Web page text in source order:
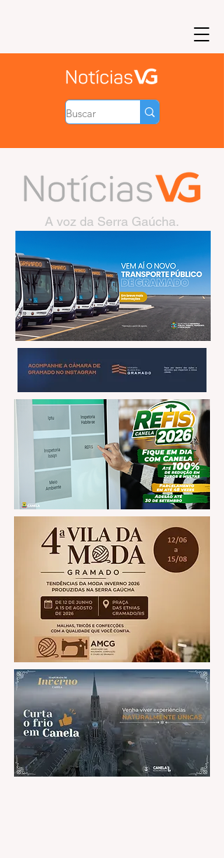
A voz da Serra Gaúcha.